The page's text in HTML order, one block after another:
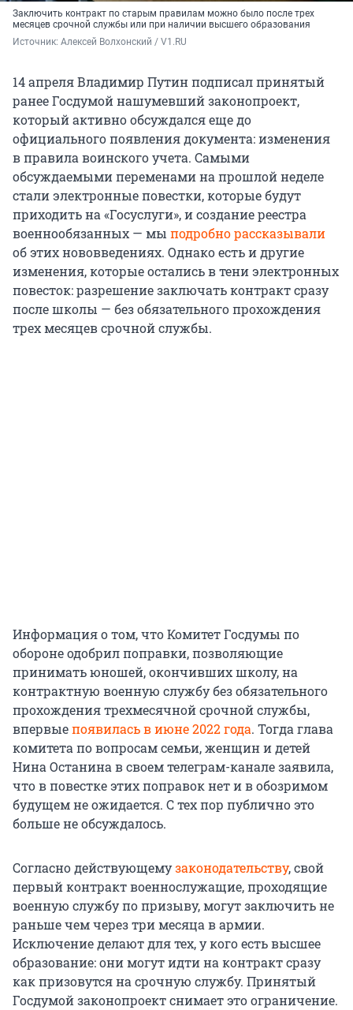
Заключить контракт по старым правилам можно было после трех
месяцев срочной службы или при наличии высшего образования
Источник: Алексей Волхонский / V1.RU
14 апреля Владимир Путин подписал принятый
ранее Госдумой нашумевший законопроект,
который активно обсуждался еще до
официального появления документа: изменения
в правила воинского учета. Самыми
обсуждаемыми переменами на прошлой неделе
стали электронные повестки, которые будут
приходить на «Госуслуги», и создание реестра
военнообязанных — мы подробно рассказывали
об этих нововведениях. Однако есть и другие
изменения, которые остались в тени электронных
повесток: разрешение заключать контракт сразу
после школы — без обязательного прохождения
трех месяцев срочной службы.
Информация о том, что Комитет Госдумы по
обороне одобрил поправки, позволяющие
принимать юношей, окончивших школу, на
контрактную военную службу без обязательного
прохождения трехмесячной срочной службы,
впервыепоявилась в июне 2022 года. Тогда глава
комитета по вопросам семьи, женщин и детей
Нина Останина в своем телеграм-канале заявила,
что в повестке этих поправок нет и в обозримом
будущем не ожидается. С тех пор публично это
больше не обсуждалось.
Согласно действующемузаконодательству, свой
первый контракт военнослужащие, проходящие
военную службу по призыву, могут заключить не
раньше чем через три месяца в армии.
Исключение делают для тех, у кого есть высшее
образование: они могут идти на контракт сразу
как призовутся на срочную службу. Принятый
Госдумой законопроект снимает это ограничение.